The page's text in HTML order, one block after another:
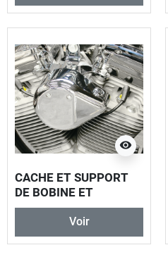
visibility
CACHE ET SUPPORT
DE BOBINE ET
CONTACTEUR
TEARDROPVoir